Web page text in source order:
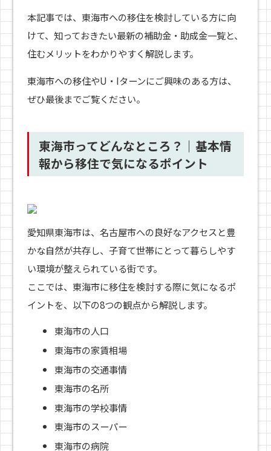
本記事では、東海市への移住を検討している方に向
けて、知っておきたい最新の補助金・助成金一覧と、
住むメリットをわかりやすく解説します。
東海市への移住やU・Iターンにご興味のある方は、
ぜひ最後までご覧ください。
東海市ってどんなところ？｜基本情
報から移住で気になるポイント
愛知県東海市は、名古屋市への良好なアクセスと豊
かな自然が共存し、子育て世帯にとって暮らしやす
い環境が整えられている街です。
ここでは、東海市に移住を検討する際に気になるポ
イントを、以下の8つの観点から解説します。
東海市の人口
東海市の家賃相場
東海市の交通事情
東海市の名所
東海市の学校事情
東海市のスーパー
東海市の病院